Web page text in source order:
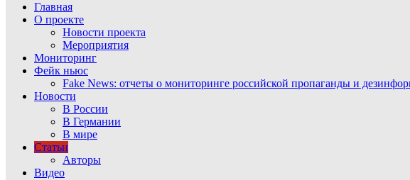
Главная
О проекте
Новости проекта
Мероприятия
Мониторинг
Фейк ньюс
Fake News: отчеты о мониторинге российской пропаганды и
Новости
В России
В Германии
В мире
Статьи
Авторы
Видео